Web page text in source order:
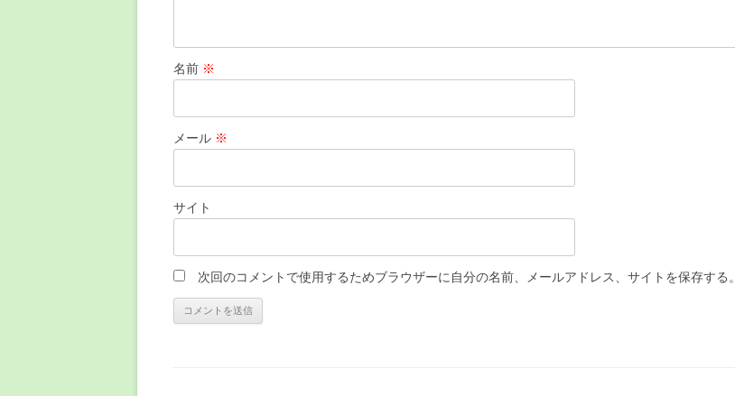
名前 ※
メール ※
サイト
次回のコメントで使用するためブラウザーに自分の名前、メールアドレス、サイトを保存する。